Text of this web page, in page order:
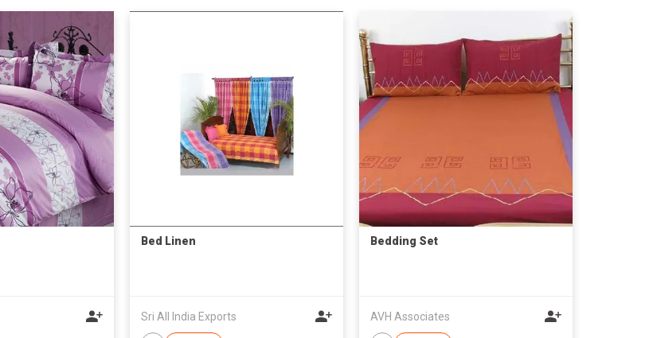
Bed Linen
Sri All India Exports
Bedding Set
AVH Associates